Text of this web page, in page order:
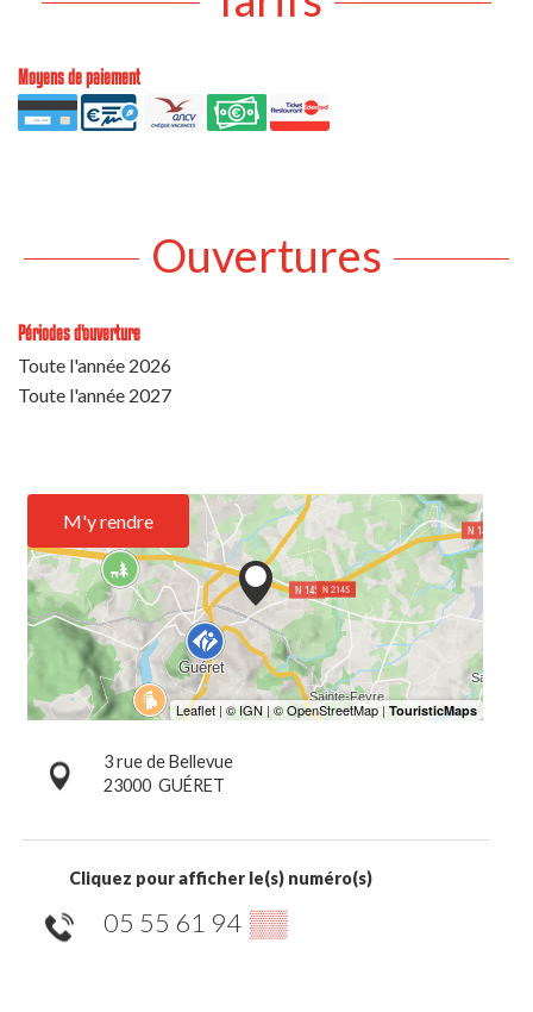
Moyens de paiement
Ouvertures
Périodes d'ouverture
Toute l'année 2026
Toute l'année 2027
M'y rendre
3 rue de Bellevue
23000 GUÉRET
Cliquez pour afficher le(s) numéro(s)
05 55 61 94 ▒▒